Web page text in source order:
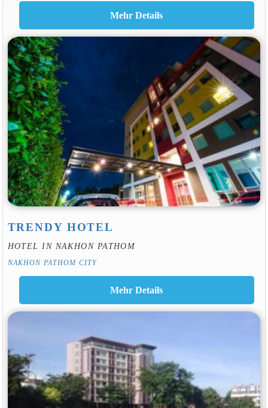
TRENDY HOTEL
HOTEL IN NAKHON PATHOM
NAKHON PATHOM CITY